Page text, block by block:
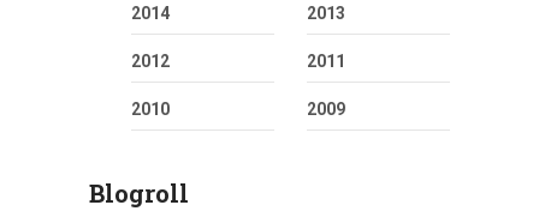
2014 2013
2012 2011
2010 2009
Blogroll